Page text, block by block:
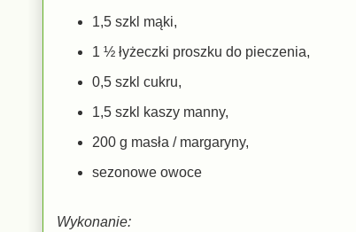
1,5 szkl mąki,
1 ½ łyżeczki proszku do pieczenia,
0,5 szkl cukru,
1,5 szkl kaszy manny,
200 g masła / margaryny,
sezonowe owoce
Wykonanie: